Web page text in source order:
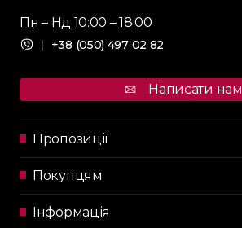
Пн – Нд 10:00 – 18:00
| +38 (050) 497 02 82
Написати нам
Пропозиції
Покупцям
Інформація